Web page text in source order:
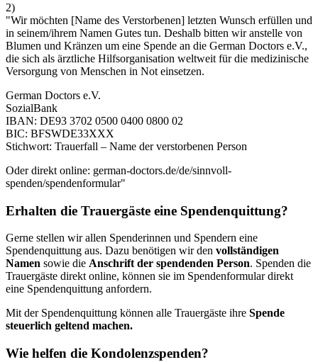
2)
"Wir möchten [Name des Verstorbenen] letzten Wunsch erfüllen und
in seinem/ihrem Namen Gutes tun. Deshalb bitten wir anstelle von
Blumen und Kränzen um eine Spende an die German Doctors e.V.,
die sich als ärztliche Hilfsorganisation welt­weit für die medi­zinische
Versorgung von Menschen in Not einsetzen.
German Doctors e.V.
SozialBank
IBAN: DE93 3702 0500 0400 0800 02
BIC: BFSWDE33XXX
Stichwort: Trauerfall – Name der verstorbenen Person
Oder direkt online: german-doctors.de/de/sinnvoll-
spenden/spendenformular"
Erhalten die Trauer­gäste eine Spenden­quittung?
Gerne stellen wir allen Spenderinnen und Spendern eine
Spendenquittung aus. Dazu benötigen wir den vollständigen
Namen sowie die Anschrift der spendenden Person. Spenden die
Trauer­gäste direkt online, können sie im Spenden­formular direkt
eine Spenden­quittung anfordern.
Mit der Spendenquittung können alle Trauergäste ihre Spende
steuer­lich geltend machen.
Wie helfen die Kondolenzspenden?